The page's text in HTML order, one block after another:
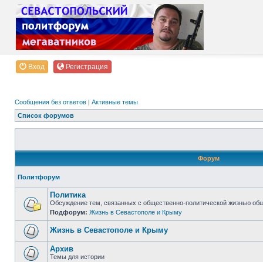
Вход Регистрация
Сообщения без ответов | Активные темы
Список форумов
Форум
Политфорум
Политика
Обсуждение тем, связанных с общественно-политической жизнью
Подфорум: Жизнь в Севастополе и Крыму
Жизнь в Севастополе и Крыму
Архив
Темы для истории